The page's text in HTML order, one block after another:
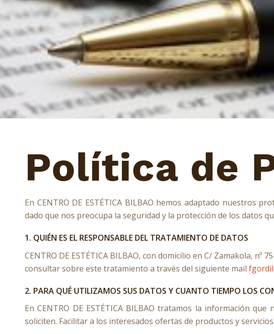
Política de
En CENTRO DE ESTÉTICA BILBAO hemos adaptado nuestros
dado que nos preocupa la seguridad y la protección de los datos
1. QUIÉN ES EL RESPONSABLE DEL TRATAMIENTO DE DATOS
CENTRO DE ESTÉTICA BILBAO, con domicilio en C/ Zamakola,
consultar sobre este tratamiento a través del siguiente mail
2. PARA QUÉ UTILIZAMOS SUS DATOS Y CUANTO TIEMPO LOS
En CENTRO DE ESTÉTICA BILBAO tratamos la información
soliciten. Facilitar a los interesados ofertas de productos y